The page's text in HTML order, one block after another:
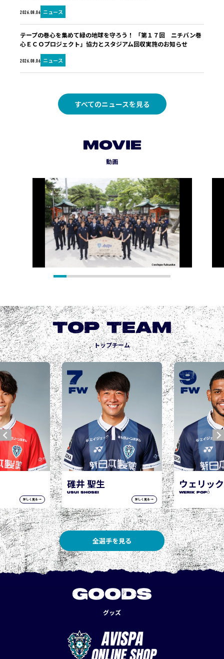
2026.08.06 ニュース
2026.08.06 ニュース
テープの巻心を集めて緑の地球を守ろう！ 「第１７回 ニチバン巻
心ＥＣＯプロジェクト」協力とスタジアム回収実施のお知らせ
すべてのニュースを見る
MOVIE
動画
TOP TEAM
トップチーム
詳しく見る →
ウェリック ポポ
WERIK POPÓ
詳しく見る →
9
FW
城後 寿
JOGO Hisashi
10
FW
全選手を見る
GOODS
グッズ